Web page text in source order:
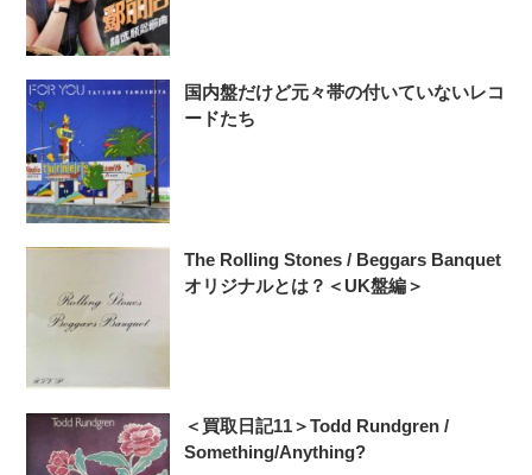
国内盤だけど元々帯の付いていないレコ
ードたち
The Rolling Stones / Beggars Banquet
オリジナルとは？＜UK盤編＞
＜買取日記11＞Todd Rundgren /
Something/Anything?